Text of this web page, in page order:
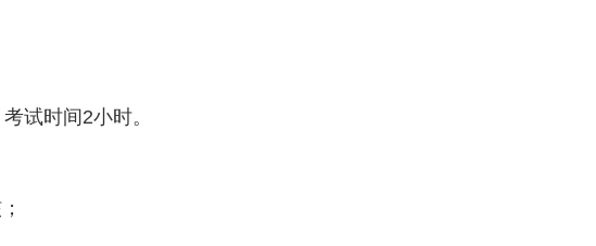
试时间2小时。